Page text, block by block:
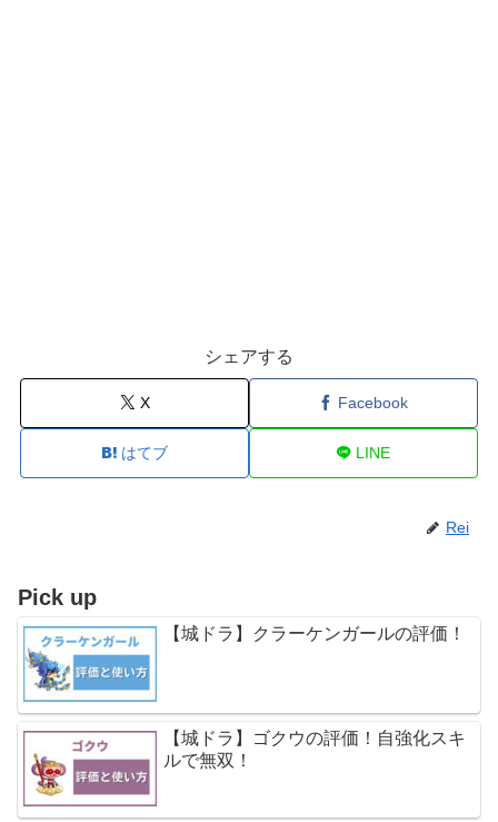
シェアする
X Facebook
はてブ LINE
Rei
Pick up
【城ドラ】クラーケンガールの評価！
【城ドラ】ゴクウの評価！自強化スキ
ルで無双！